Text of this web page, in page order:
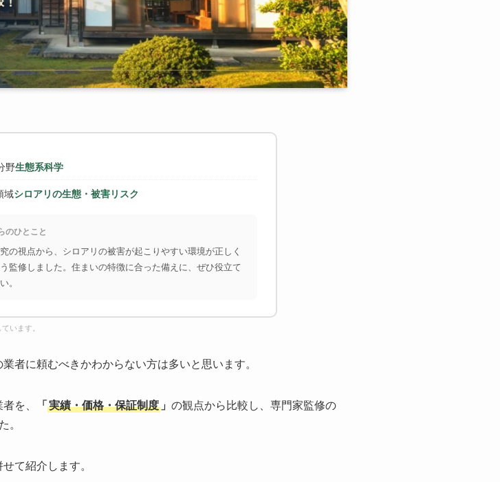
野生態系科学
域シロアリの生態・被害リスク
のひとこと
の視点から、シロアリの被害が起こりやすい環境が正しく
監修しました。住まいの特徴に合った備えに、ぜひ役立て
。
います。
者に頼むべきかわからない方は多いと思います。
を、 「 実績・価格・保証制度 」 の観点から比較し、専門家監修の
。
て紹介します。